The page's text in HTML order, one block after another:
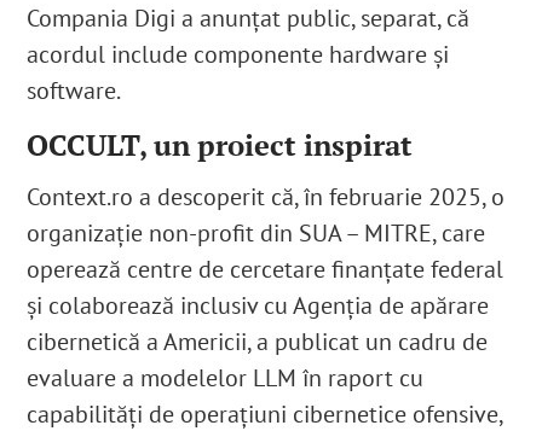
Compania Digi a anunțat public, separat, că
acordul include componente hardware și
software.
OCCULT, un proiect inspirat
Context.ro a descoperit că, în februarie 2025, o
organizație non-profit din SUA – MITRE, care
operează centre de cercetare finanțate federal
și colaborează inclusiv cu Agenția de apărare
cibernetică a Americii, a publicat un cadru de
evaluare a modelelor LLM în raport cu
capabilități de operațiuni cibernetice ofensive,